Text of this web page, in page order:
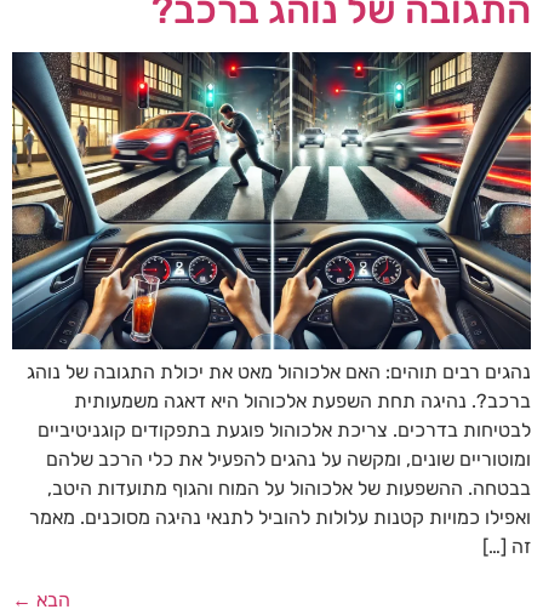
התגובה של נוהג ברכב?
נהגים רבים תוהים: האם אלכוהול מאט את יכולת התגובה של נוהג
ברכב?. נהיגה תחת השפעת אלכוהול היא דאגה משמעותית
לבטיחות בדרכים. צריכת אלכוהול פוגעת בתפקודים קוגניטיביים
ומוטוריים שונים, ומקשה על נהגים להפעיל את כלי הרכב שלהם
בבטחה. ההשפעות של אלכוהול על המוח והגוף מתועדות היטב,
ואפילו כמויות קטנות עלולות להוביל לתנאי נהיגה מסוכנים. מאמר
זה […]
הבא ←